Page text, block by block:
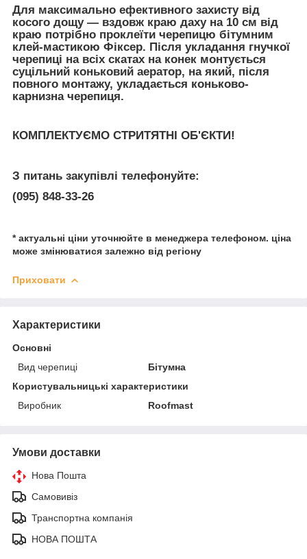
Для максимально ефективного захисту від
косого дощу — вздовж краю даху на 10 см від
краю потрібно проклеїти черепицю бітумним
клей-мастикою Фіксер. Після укладання гнучкої
черепиці на всіх скатах на конек монтується
суцільний коньковий аератор, на який, після
повного монтажу, укладається коньково-
карнизна черепиця.
КОМПЛЕКТУЄМО СТРИТЯТНІ ОБ'ЄКТИ!
З питань закупівлі телефонуйте:
(095) 848-33-26
* актуальні ціни уточнюйте в менеджера телефоном. ціна
може змінюватися залежно від регіону
Приховати
Характеристики
Основні
Вид черепиці
Бітумна
Користувальницькі характеристики
Виробник
Roofmast
Умови доставки
Нова Пошта
Самовивіз
Транспортна компанія
НОВА ПОШТА